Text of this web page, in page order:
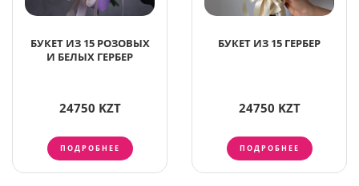
БУКЕТ ИЗ 15 РОЗОВЫХ
И БЕЛЫХ ГЕРБЕР
24750 KZT
ПОДРОБНЕЕ
БУКЕТ ИЗ 15 ГЕРБЕР
24750 KZT
ПОДРОБНЕЕ